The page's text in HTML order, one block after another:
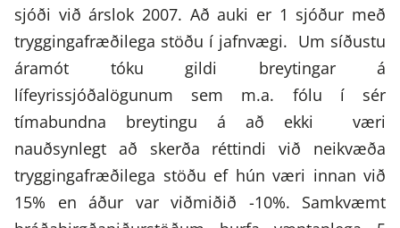
sjóði við árslok 2007. Að auki er 1 sjóður með
tryggingafræðilega stöðu í jafnvægi. Um síðustu
áramót tóku gildi breytingar á
lífeyrissjóðalögunum sem m.a. fólu í sér
tímabundna breytingu á að ekki væri
nauðsynlegt að skerða réttindi við neikvæða
tryggingafræðilega stöðu ef hún væri innan við
15% en áður var viðmiðið -10%. Samkvæmt